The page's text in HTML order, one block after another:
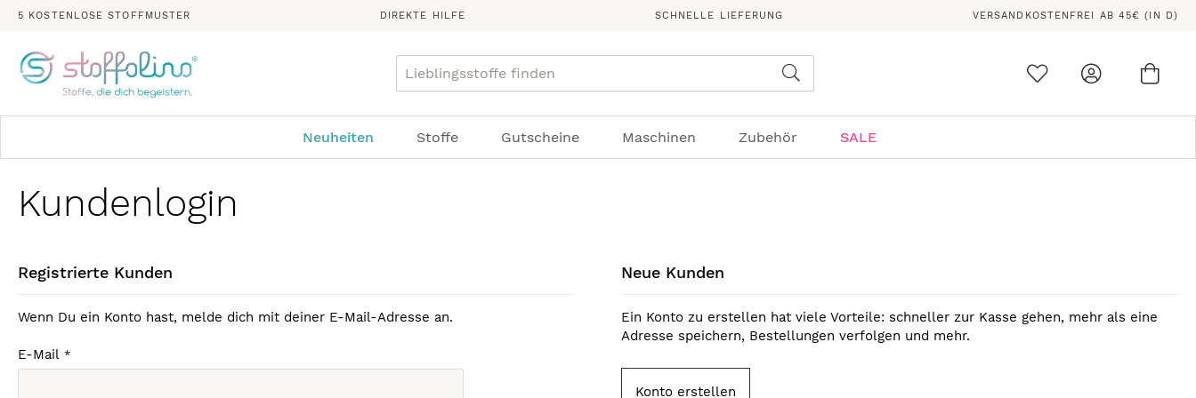
5 KOSTENLOSE STOFFMUSTER DIREKTE HILFE SCHNELLE LIEFERUNG VERSANDKOSTENFREI AB 45€ (IN D)
Suche
Neuheiten Stoffe Gutscheine Maschinen Zubehör SALE
Kundenlogin
Registrierte Kunden
Wenn Du ein Konto hast, melde dich mit deiner E-Mail-Adresse an.
E-Mail
Neue Kunden
Ein Konto zu erstellen hat viele Vorteile: schneller zur Kasse gehen, mehr als eine
Adresse speichern, Bestellungen verfolgen und mehr.
Konto erstellen